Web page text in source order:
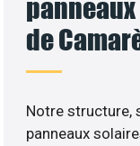
de
Notre structure,
panneaux